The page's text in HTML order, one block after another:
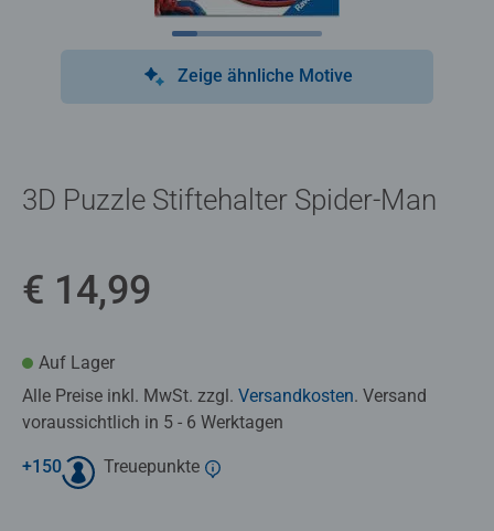
Zeige ähnliche Motive
3D Puzzle Stiftehalter Spider-Man
€ 14,99
Auf Lager
Alle Preise inkl. MwSt. zzgl. Versandkosten. Versand
voraussichtlich in 5 - 6 Werktagen
+150 Treuepunkte